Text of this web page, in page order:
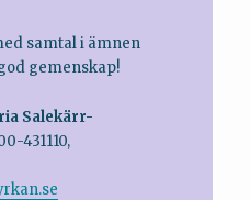
samtal i ämnen
gemenskap!
Salekärr-
431110,